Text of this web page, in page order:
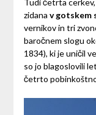
Tudi četrta
zidana v gotskem
vernikov in tri
baročnem slogu
1834), ki je uničil
so jo blagoslovili
četrto